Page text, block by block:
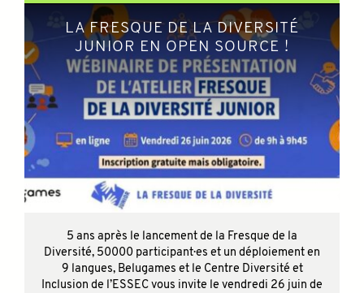
LA FRESQUE DE LA DIVERSITÉ
JUNIOR EN OPEN SOURCE !
5 ans après le lancement de la Fresque de la
Diversité, 50000 participant·es et un déploiement en
9 langues, Belugames et le Centre Diversité et
Inclusion de l’ESSEC vous invite le vendredi 26 juin de